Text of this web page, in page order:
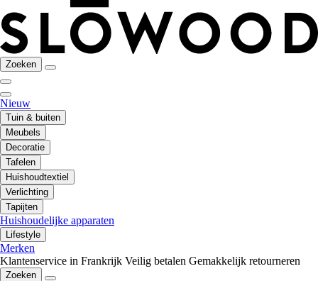
Zoeken
Nieuw
Tuin & buiten
Meubels
Decoratie
Tafelen
Huishoudtextiel
Verlichting
Tapijten
Huishoudelijke apparaten
Lifestyle
Merken
Klantenservice in Frankrijk Veilig betalen Gemakkelijk retourneren
Zoeken